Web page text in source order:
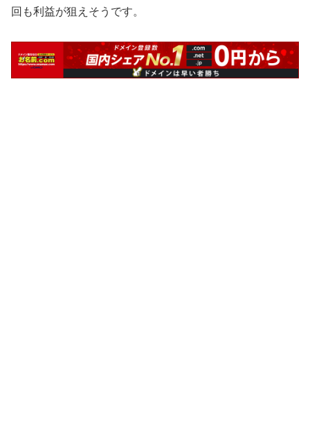
回も利益が狙えそうです。